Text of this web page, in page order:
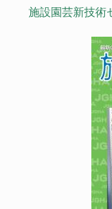
施設園芸新技術